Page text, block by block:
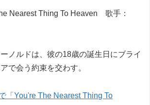
Nearest Thing To Heaven 歌手：
ノルドは、彼の18歳の誕生日にブライ
で会う約束を交わす。
「You're The Nearest Thing To